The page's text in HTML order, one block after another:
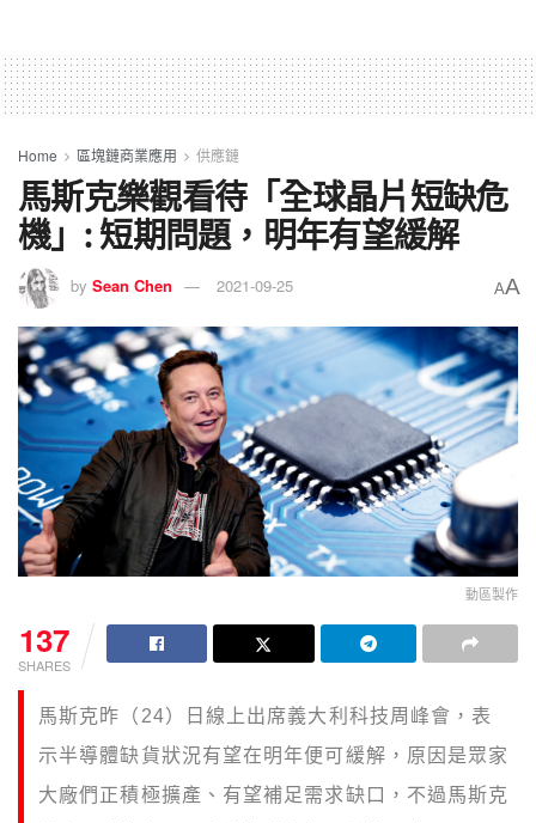
Home 區塊鏈商業應用 供應鏈
馬斯克樂觀看待「全球晶片短缺危
機」: 短期問題，明年有望緩解
by Sean Chen 2021-09-25 AA
動區製作
137
SHARES
馬斯克昨（24）日線上出席義大利科技周峰會，表
示半導體缺貨狀況有望在明年便可緩解，原因是眾家
大廠們正積極擴產、有望補足需求缺口，不過馬斯克